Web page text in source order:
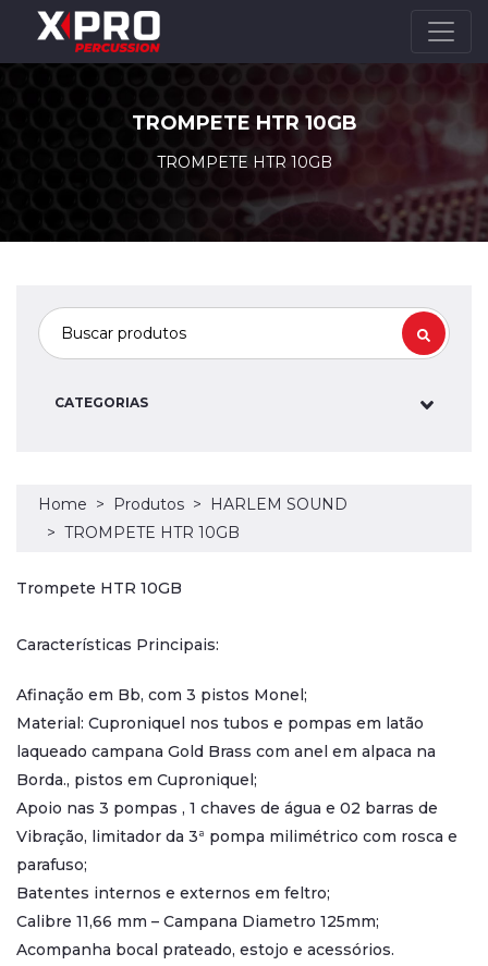
TROMPETE HTR 10GB
TROMPETE HTR 10GB
CATEGORIAS
Home Produtos
HARLEM SOUND
TROMPETE HTR 10GB
Trompete HTR 10GB
Características Principais:
Afinação em Bb, com 3 pistos Monel;
Material: Cuproniquel nos tubos e pompas em latão
laqueado campana Gold Brass com anel em alpaca na
Borda., pistos em Cuproniquel;
Apoio nas 3 pompas , 1 chaves de água e 02 barras de
Vibração, limitador da 3ª pompa milimétrico com rosca e
parafuso;
Batentes internos e externos em feltro;
Calibre 11,66 mm – Campana Diametro 125mm;
Acompanha bocal prateado, estojo e acessórios.